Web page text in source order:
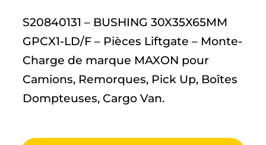
S20840131 – BUSHING 30X35X65MM
GPCX1-LD/F – Pièces Liftgate – Monte-
Charge de marque MAXON pour
Camions, Remorques, Pick Up, Boîtes
Dompteuses, Cargo Van.